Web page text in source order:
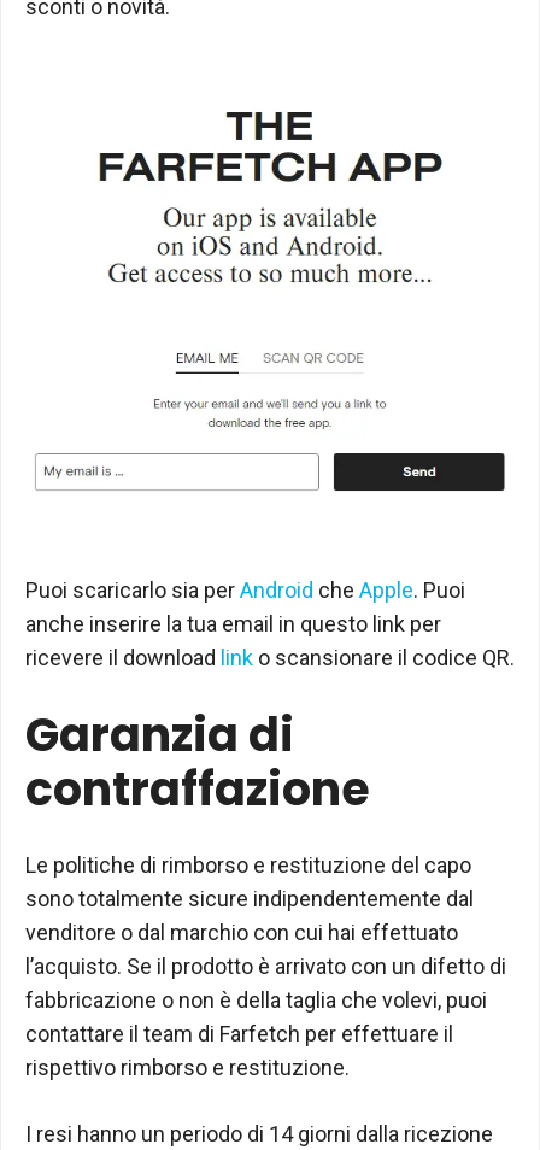
sconti o novità.
Puoi scaricarlo sia perAndroid che Apple. Puoi
anche inserire la tua email in questo link per
ricevere il download link o scansionare il codice QR.
Garanzia di
contraffazione
Le politiche di rimborso e restituzione del capo
sono totalmente sicure indipendentemente dal
venditore o dal marchio con cui hai effettuato
l’acquisto. Se il prodotto è arrivato con un difetto di
fabbricazione o non è della taglia che volevi, puoi
contattare il team di Farfetch per effettuare il
rispettivo rimborso e restituzione.
I resi hanno un periodo di 14 giorni dalla ricezione